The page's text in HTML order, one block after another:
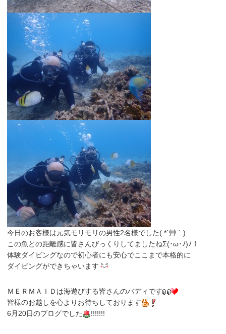
今日のお客様は元気モリモリの男性2名様でした( *´艸｀)
この魚との距離感に皆さんびっくりしてましたねΣ(･ω･ﾉ)ﾉ！
体験ダイビングなので初心者にも安心でここまで本格的に
ダイビングができちゃいます
ＭＥＲＭＡＩＤは海遊びする皆さんのバディです
皆様のお越しを心よりお待ちしております
6月20日のブログでした
!!!!!!!